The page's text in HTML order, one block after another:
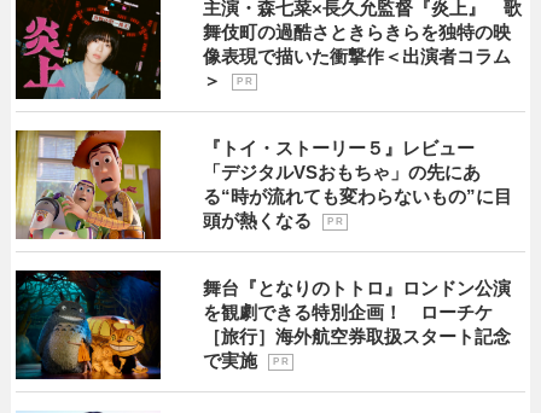
主演・森七菜×長久允監督『炎上』 歌
舞伎町の過酷さときらきらを独特の映
像表現で描いた衝撃作＜出演者コラム
＞
P R
『トイ・ストーリー５』レビュー
「デジタルVSおもちゃ」の先にあ
る“時が流れても変わらないもの”に目
頭が熱くなる
P R
舞台『となりのトトロ』ロンドン公演
を観劇できる特別企画！ ローチケ
［旅行］海外航空券取扱スタート記念
で実施
P R